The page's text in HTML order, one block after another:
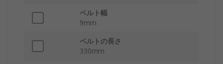
ベルト幅
9mm
ベルトの長さ
330mm